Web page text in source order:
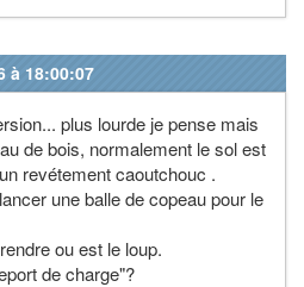
à 18:00:07
plus lourde je pense mais
de bois, normalement le sol est
revétement caoutchouc .
une balle de copeau pour le
ou est le loup.
de charge"?